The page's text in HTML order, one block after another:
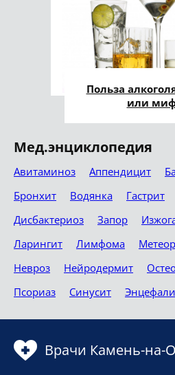
Польза
или
Мед.энциклопедия
Авитаминоз Аппендицит
Бронхит
Водянка Гастрит
Дисбактериоз
Запор
Ларингит
Лимфома
Невроз
Нейродермит
Псориаз
Синусит
Врачи Камень-на-